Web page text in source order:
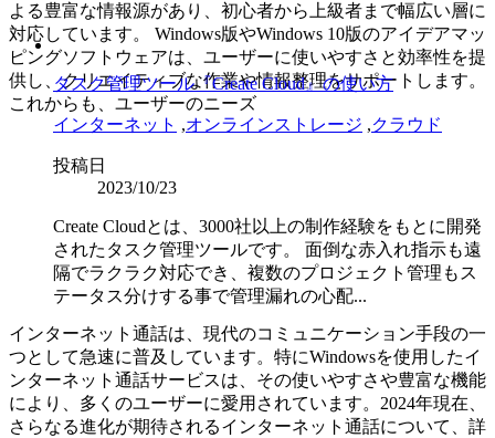
よる豊富な情報源があり、初心者から上級者まで幅広い層に
対応しています。 Windows版やWindows 10版のアイデアマッ
ピングソフトウェアは、ユーザーに使いやすさと効率性を提
供し、クリエイティブな作業や情報整理をサポートします。
これからも、ユーザーのニーズ
インターネット通話は、現代のコミュニケーション手段の一
つとして急速に普及しています。特にWindowsを使用したイ
ンターネット通話サービスは、その使いやすさや豊富な機能
により、多くのユーザーに愛用されています。2024年現在、
さらなる進化が期待されるインターネット通話について、詳
タスク管理ツール『Create Cloud』の使い方
インターネット ,オンラインストレージ ,クラウド
投稿日
2023/10/23
Create Cloudとは、3000社以上の制作経験をもとに開発
されたタスク管理ツールです。 面倒な赤入れ指示も遠
隔でラクラク対応でき、複数のプロジェクト管理もス
テータス分けする事で管理漏れの心配...